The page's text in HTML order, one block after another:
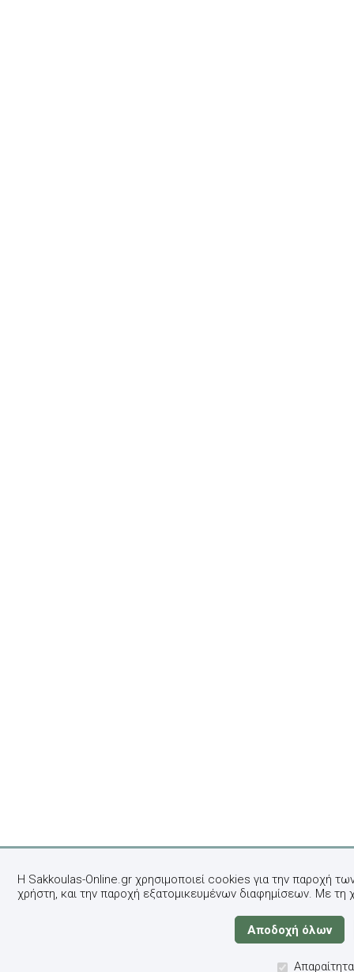
Η Sakkoulas-Online.gr χρησιμοποιεί cookies για την παροχή
χρήστη, και την παροχή εξατομικευμένων διαφημίσεων. Με